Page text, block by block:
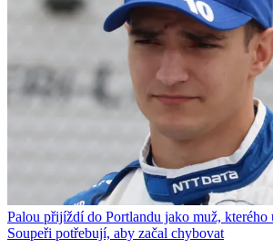
Palou přijíždí do Portlandu jako muž, kterého
Soupeři potřebují, aby začal chybovat